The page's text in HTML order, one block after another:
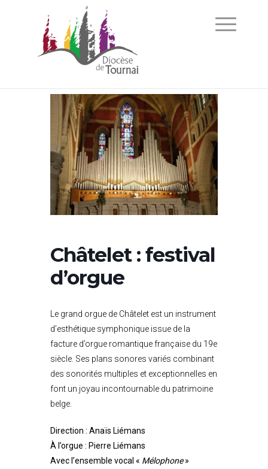
Châtelet : festival
d’orgue
Le grand orgue de Châtelet est un instrument
d’esthétique symphonique issue de la
facture d’orgue romantique française du 19e
siècle. Ses plans sonores variés combinant
des sonorités multiples et exceptionnelles en
font un joyau incontournable du patrimoine
belge.
Direction : Anaïs Liémans
À l’orgue : Pierre Liémans
Avec l’ensemble vocal « Mélophone»